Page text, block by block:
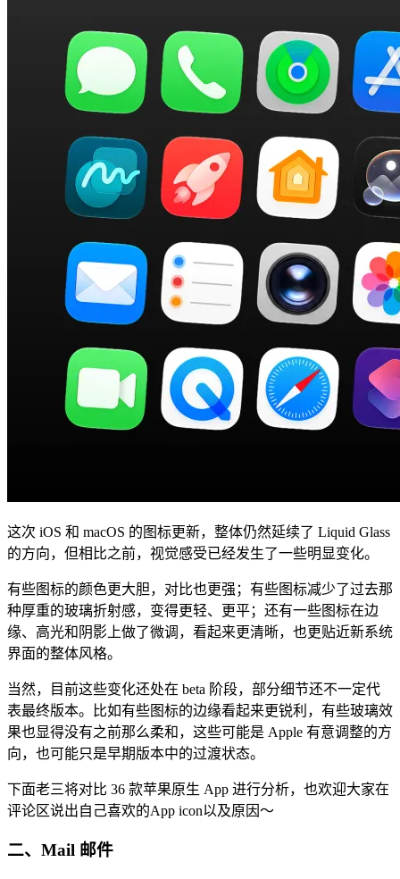
这次 iOS 和 macOS 的图标更新，整体仍然延续了 Liquid Glass
的方向，但相比之前，视觉感受已经发生了一些明显变化。
有些图标的颜色更大胆，对比也更强；有些图标减少了过去那
种厚重的玻璃折射感，变得更轻、更平；还有一些图标在边
缘、高光和阴影上做了微调，看起来更清晰，也更贴近新系统
界面的整体风格。
当然，目前这些变化还处在 beta 阶段，部分细节还不一定代
表最终版本。比如有些图标的边缘看起来更锐利，有些玻璃效
果也显得没有之前那么柔和，这些可能是 Apple 有意调整的方
向，也可能只是早期版本中的过渡状态。
下面老三将对比 36 款苹果原生 App 进行分析，也欢迎大家在
评论区说出自己喜欢的App icon以及原因～
二、Mail 邮件